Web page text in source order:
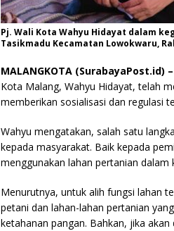
Pj. Wali Kota Wahyu Hidayat dalam
Tasikmadu Kecamatan Lowokwaru,
MALANGKOTA (SurabayaPost.id) –
Kota Malang, Wahyu Hidayat, telah
memberikan sosialisasi dan regulasi
Wahyu mengatakan, salah satu
kepada masyarakat. Baik kepada
menggunakan lahan pertanian dalam
Menurutnya, untuk alih fungsi lahan
petani dan lahan-lahan pertanian
ketahanan pangan. Bahkan, jika